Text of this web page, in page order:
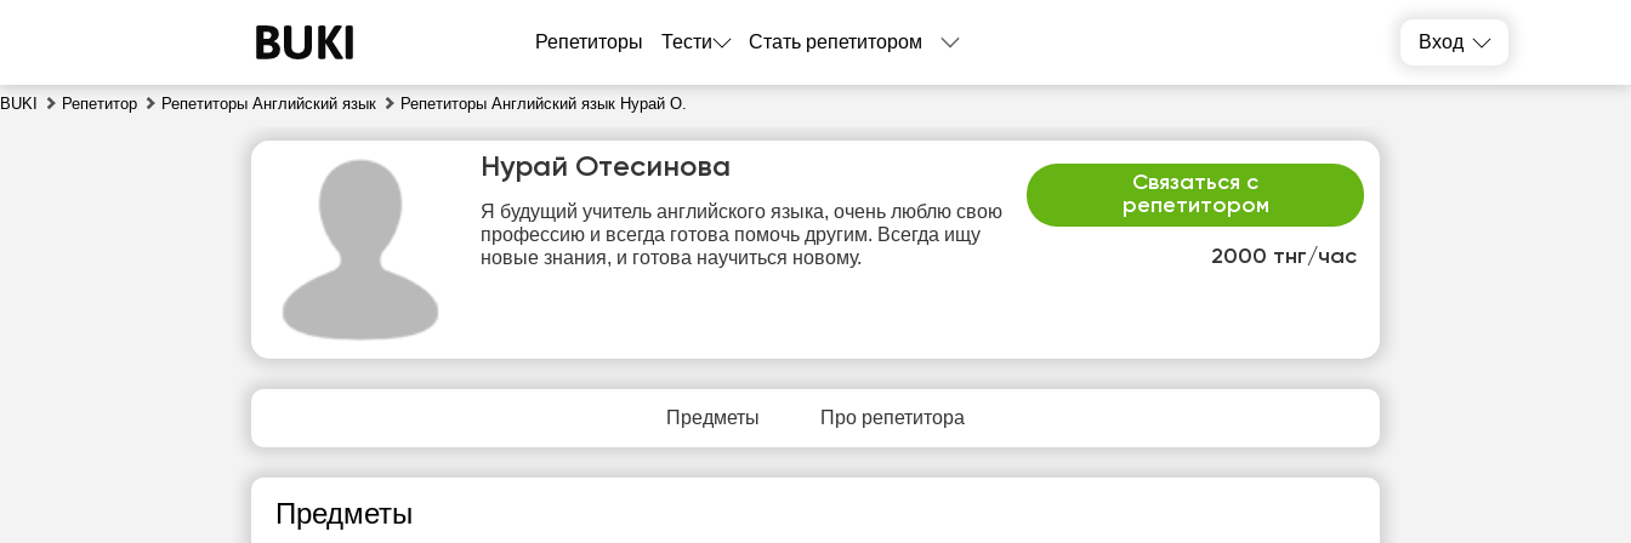
Репетиторы Тести Стать репетитором Вход
BUKI Репетитор Репетиторы Английский язык Репетиторы Английский язык Нурай О.
2000 тнг/час
Связаться с
репетитором
Нурай Отесинова
Я будущий учитель английского языка, очень люблю свою
профессию и всегда готова помочь другим. Всегда ищу
новые знания, и готова научиться новому.
Предметы Про репетитора
Предметы
чт
6
7
8
9
10
11
12
свободных
10:30
10:00
10:30
10:00
10:30
Нет
свободных
свободных
свободных